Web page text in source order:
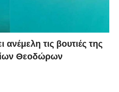
τις βουτιές της
Θεοδώρων